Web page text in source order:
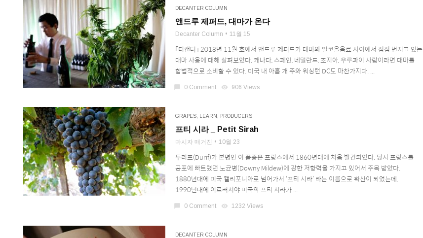
DECANTER COLUMN
앤드루 제퍼드, 대마가 온다
Decanter Column 11월 15
「디캔터」 2018년 11월 호에서 앤드루 제퍼드가 대마와 알코올음료 사이에서 점점 번지고 있는
대마 사용에 대해 살펴보았다. 캐나다, 스페인, 네덜란드, 조지아, 우루과이 사람이라면 대마를
합법적으로 소비할 수 있다. 미국 내 아홉 개 주와 워싱턴 DC도 마찬가지다. ...
chat_bubble 0 Comment visibility 906 Views
GRAPES LEARN PRODUCERS
프티 시라 _ Petit Sirah
마시자 매거진 10월 23
두리프(Durif)가 본명인 이 품종은 프랑스에서 1860년대에 처음 발견되었다. 당시 프랑스를
공포에 빠트렸던 노균병(Downy Mildew)에 강한 저항력을 가지고 있어서 주목 받았다.
1880년대에 미국 캘리포니아로 넘어가서 ‘프티 시라’ 라는 이름으로 확산이 되었는데,
1990년대에 이르러서야 미국의 프티 시라가 ...
chat_bubble 0 Comment visibility 1232 Views
DECANTER COLUMN